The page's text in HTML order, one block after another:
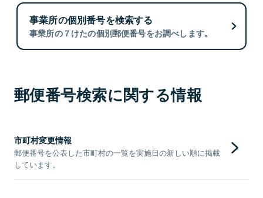
事業所の個別番号を検索する
事業所の７けたの個別郵便番号をお調べします。
郵便番号検索に関する情報
市町村変更情報
郵便番号を公表した市町村の一覧を実施日の新しい順に掲載
しています。